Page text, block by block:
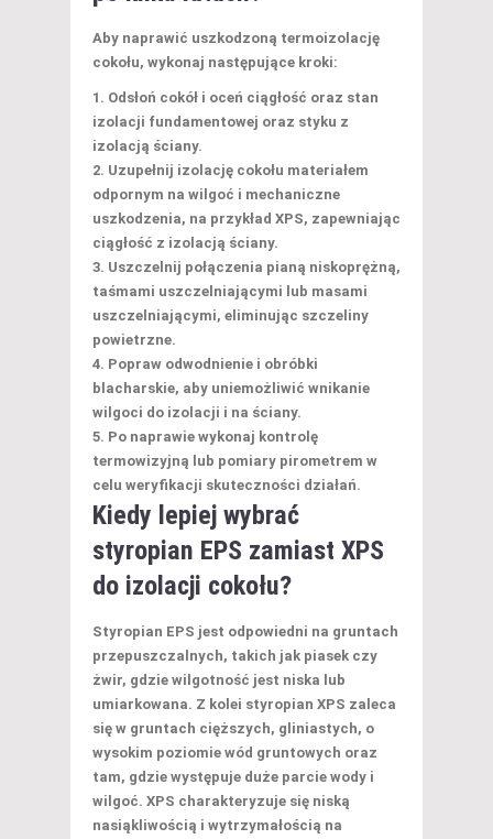
Aby naprawić uszkodzoną termoizolację
cokołu, wykonaj następujące kroki:
Odsłoń cokół i oceń ciągłość oraz stan
izolacji fundamentowej oraz styku z
izolacją ściany.
Uzupełnij izolację cokołu materiałem
odpornym na wilgoć i mechaniczne
uszkodzenia, na przykład XPS, zapewniając
ciągłość z izolacją ściany.
Uszczelnij połączenia pianą niskoprężną,
taśmami uszczelniającymi lub masami
uszczelniającymi, eliminując szczeliny
powietrzne.
Popraw odwodnienie i obróbki
blacharskie, aby uniemożliwić wnikanie
wilgoci do izolacji i na ściany.
Po naprawie wykonaj kontrolę
termowizyjną lub pomiary pirometrem w
celu weryfikacji skuteczności działań.
Kiedy lepiej wybrać
styropian EPS zamiast XPS
do izolacji cokołu?
Styropian EPS jest odpowiedni na gruntach
przepuszczalnych, takich jak piasek czy
żwir, gdzie wilgotność jest niska lub
umiarkowana. Z kolei styropian XPS zaleca
się w gruntach cięższych, gliniastych, o
wysokim poziomie wód gruntowych oraz
tam, gdzie występuje duże parcie wody i
wilgoć. XPS charakteryzuje się niską
nasiąkliwością i wytrzymałością na